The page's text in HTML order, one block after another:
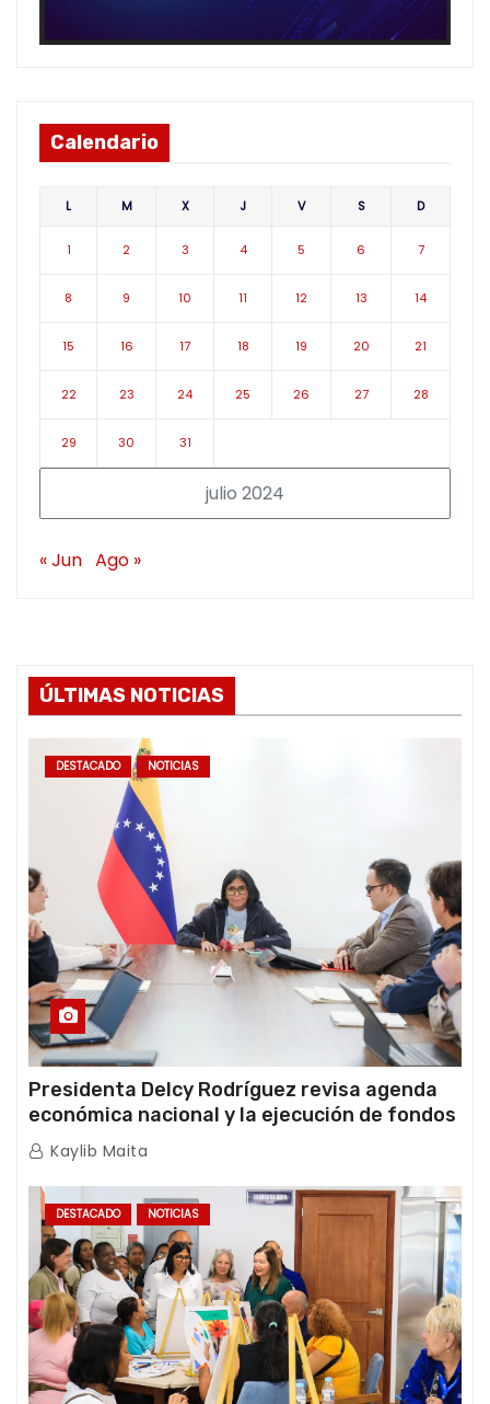
Calendario
julio 2024
L M X J V S D
1 2 3 4 5 6 7
8 9 10 11 12 13 14
15 16 17 18 19 20 21
22 23 24 25 26 27 28
29 30 31
« Jun Ago »
ÚLTIMAS NOTICIAS
DESTACADO NOTICIAS
Presidenta Delcy Rodríguez revisa agenda
económica nacional y la ejecución de fondos
de emergencia post-sismos
Kaylib Maita
DESTACADO NOTICIAS